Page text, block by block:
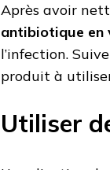
Après avoir
antibiotique en
l’infection.
produit à
Utiliser